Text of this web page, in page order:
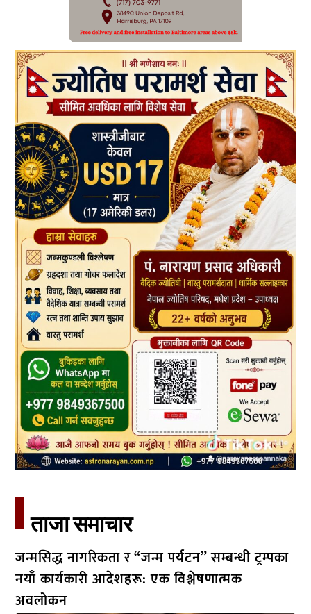
ताजा समाचार​
जन्मसिद्ध नागरिकता र “जन्म पर्यटन” सम्बन्धी ट्रम्पका
नयाँ कार्यकारी आदेशहरू: एक विश्लेषणात्मक
अवलोकन